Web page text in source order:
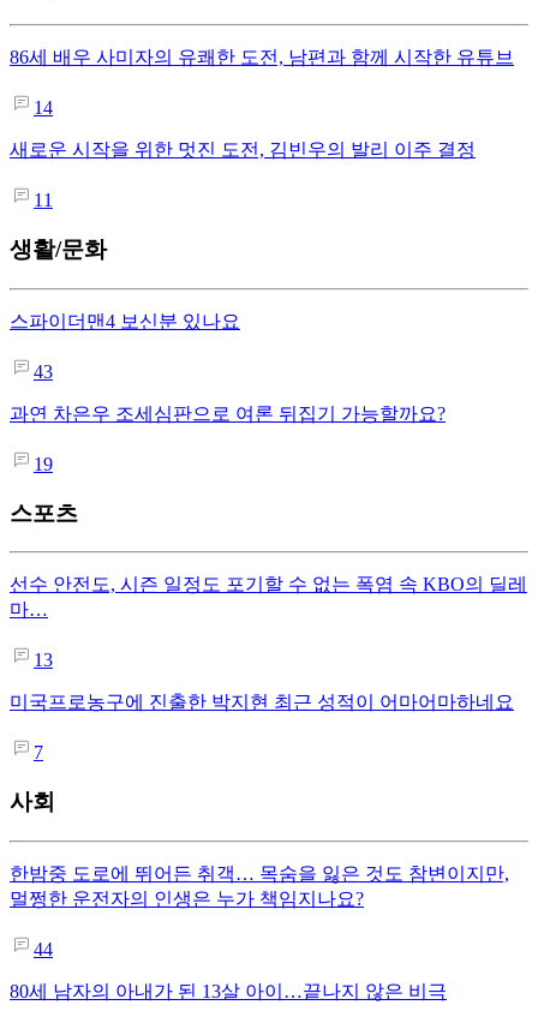
86세 배우 사미자의 유쾌한 도전, 남편과 함께 시작한 유튜브
14
새로운 시작을 위한 멋진 도전, 김빈우의 발리 이주 결정
11
생활/문화
스파이더맨4 보신분 있나요
43
과연 차은우 조세심판으로 여론 뒤집기 가능할까요?
19
스포츠
선수 안전도, 시즌 일정도 포기할 수 없는 폭염 속 KBO의 딜레
마…
13
미국프로농구에 진출한 박지현 최근 성적이 어마어마하네요
7
사회
한밤중 도로에 뛰어든 취객… 목숨을 잃은 것도 참변이지만,
멀쩡한 운전자의 인생은 누가 책임지나요?
44
80세 남자의 아내가 된 13살 아이…끝나지 않은 비극